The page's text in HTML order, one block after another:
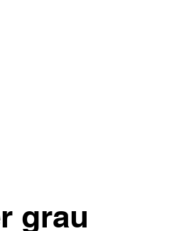
grau